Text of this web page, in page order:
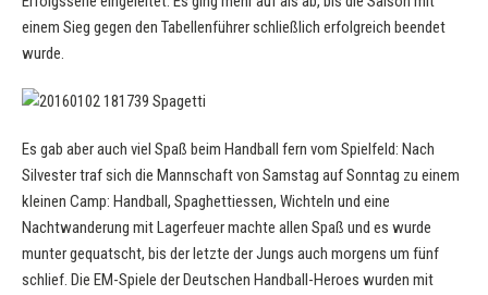
einem Sieg gegen den Tabellenführer schließlich erfolgreich beendet
wurde.
Es gab aber auch viel Spaß beim Handball fern vom Spielfeld: Nach
Silvester traf sich die Mannschaft von Samstag auf Sonntag zu einem
kleinen Camp: Handball, Spaghettiessen, Wichteln und eine
Nachtwanderung mit Lagerfeuer machte allen Spaß und es wurde
munter gequatscht, bis der letzte der Jungs auch morgens um fünf
schlief. Die EM-Spiele der Deutschen Handball-Heroes wurden mit